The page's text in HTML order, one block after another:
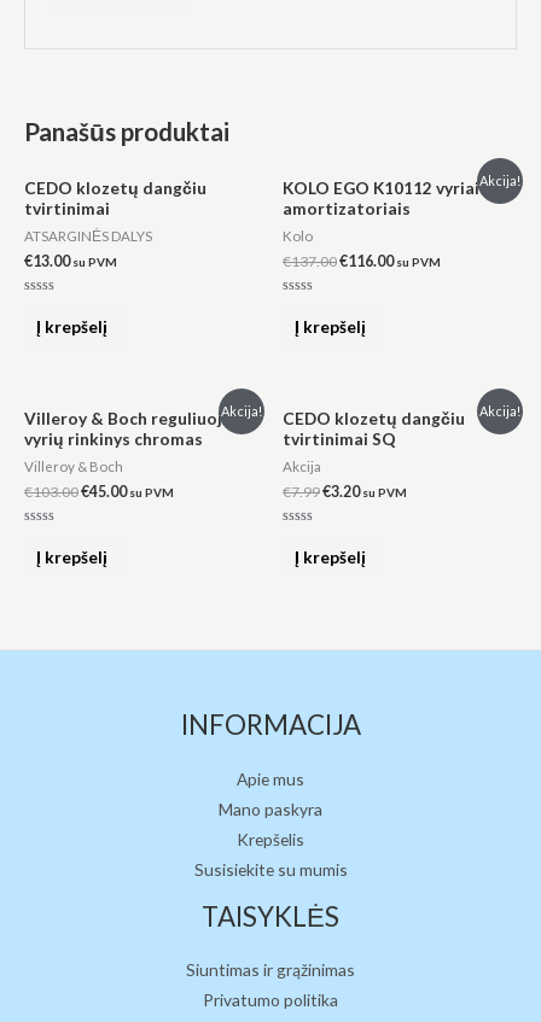
Panašūs produktai
CEDO klozetų dangčiu
tvirtinimai
ATSARGINĖS DALYS
€13.00 su PVM
Į krepšelį
Akcija!
KOLO EGO K10112 vyriai su
amortizatoriais
Kolo
€137.00
price
was:
€116.00
price
is:
su PVM
Į krepšelį
Akcija!
Villeroy & Boch reguliuojamų
vyrių rinkinys chromas
Villeroy & Boch
€103.00
price
was:
€103.00.
€45.00
price
is:
su PVM
Į krepšelį
Akcija!
CEDO klozetų dangčiu
tvirtinimai SQ
Akcija
€7.99
price
was:
€3.20
price
is:
su PVM
Į krepšelį
INFORMACIJA
Apie mus
Mano paskyra
Krepšelis
Susisiekite su mumis
TAISYKLĖS
Siuntimas ir grąžinimas
Privatumo politika